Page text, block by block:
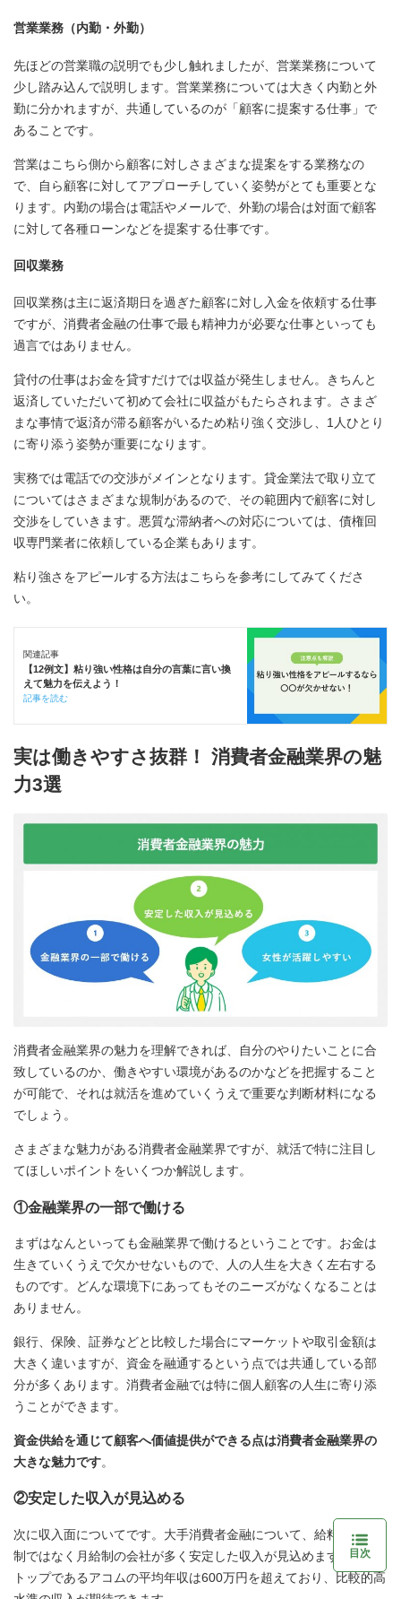
営業業務（内勤・外勤）
先ほどの営業職の説明でも少し触れましたが、営業業務について
少し踏み込んで説明します。営業業務については大きく内勤と外
勤に分かれますが、共通しているのが「顧客に提案する仕事」で
あることです。
営業はこちら側から顧客に対しさまざまな提案をする業務なの
で、自ら顧客に対してアプローチしていく姿勢がとても重要とな
ります。内勤の場合は電話やメールで、外勤の場合は対面で顧客
に対して各種ローンなどを提案する仕事です。
回収業務
回収業務は主に返済期日を過ぎた顧客に対し入金を依頼する仕事
ですが、消費者金融の仕事で最も精神力が必要な仕事といっても
過言ではありません。
貸付の仕事はお金を貸すだけでは収益が発生しません。きちんと
返済していただいて初めて会社に収益がもたらされます。さまざ
まな事情で返済が滞る顧客がいるため粘り強く交渉し、1人ひとり
に寄り添う姿勢が重要になります。
実務では電話での交渉がメインとなります。貸金業法で取り立て
についてはさまざまな規制があるので、その範囲内で顧客に対し
交渉をしていきます。悪質な滞納者への対応については、債権回
収専門業者に依頼している企業もあります。
粘り強さをアピールする方法はこちらを参考にしてみてくださ
い。
関連記事
【12例文】粘り強い性格は自分の言葉に言い換
えて魅力を伝えよう！
記事を読む
実は働きやすさ抜群！ 消費者金融業界の魅
力3選
消費者金融業界の魅力を理解できれば、自分のやりたいことに合
致しているのか、働きやすい環境があるのかなどを把握すること
が可能で、それは就活を進めていくうえで重要な判断材料になる
でしょう。
さまざまな魅力がある消費者金融業界ですが、就活で特に注目し
てほしいポイントをいくつか解説します。
①金融業界の一部で働ける
まずはなんといっても金融業界で働けるということです。お金は
生きていくうえで欠かせないもので、人の人生を大きく左右する
ものです。どんな環境下にあってもそのニーズがなくなることは
ありません。
銀行、保険、証券などと比較した場合にマーケットや取引金額は
大きく違いますが、資金を融通するという点では共通している部
分が多くあります。消費者金融では特に個人顧客の人生に寄り添
うことができます。
資金供給を通じて顧客へ価値提供ができる点は消費者金融業界の
大きな魅力です。
②安定した収入が見込める
次に収入面についてです。大手消費者金融について、給料は歩合
制ではなく月給制の会社が多く安定した収入が見込めます。業界
トップであるアコムの平均年収は600万円を超えており、比較的高
目次